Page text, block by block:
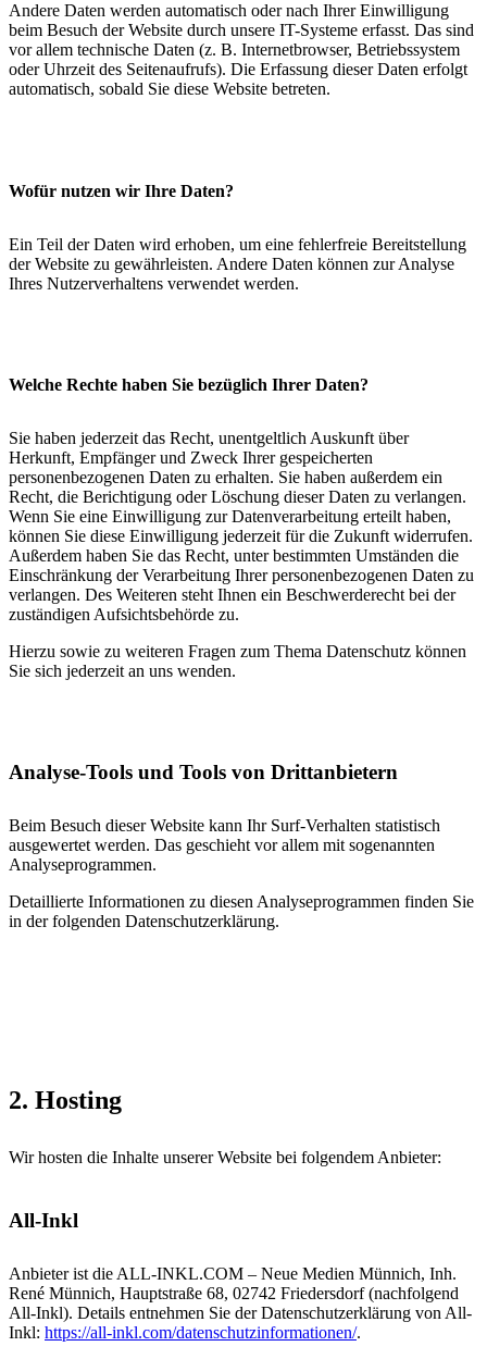
Andere Daten werden automatisch oder nach Ihrer Einwilligung
beim Besuch der Website durch unsere IT-Systeme erfasst. Das sind
vor allem technische Daten (z. B. Internetbrowser, Betriebssystem
oder Uhrzeit des Seitenaufrufs). Die Erfassung dieser Daten erfolgt
automatisch, sobald Sie diese Website betreten.
Wofür nutzen wir Ihre Daten?
Ein Teil der Daten wird erhoben, um eine fehlerfreie Bereitstellung
der Website zu gewährleisten. Andere Daten können zur Analyse
Ihres Nutzerverhaltens verwendet werden.
Welche Rechte haben Sie bezüglich Ihrer Daten?
Sie haben jederzeit das Recht, unentgeltlich Auskunft über
Herkunft, Empfänger und Zweck Ihrer gespeicherten
personenbezogenen Daten zu erhalten. Sie haben außerdem ein
Recht, die Berichtigung oder Löschung dieser Daten zu verlangen.
Wenn Sie eine Einwilligung zur Datenverarbeitung erteilt haben,
können Sie diese Einwilligung jederzeit für die Zukunft widerrufen.
Außerdem haben Sie das Recht, unter bestimmten Umständen die
Einschränkung der Verarbeitung Ihrer personenbezogenen Daten zu
verlangen. Des Weiteren steht Ihnen ein Beschwerderecht bei der
zuständigen Aufsichtsbehörde zu.
Hierzu sowie zu weiteren Fragen zum Thema Datenschutz können
Sie sich jederzeit an uns wenden.
Analyse-Tools und Tools von Dritt­anbietern
Beim Besuch dieser Website kann Ihr Surf-Verhalten statistisch
ausgewertet werden. Das geschieht vor allem mit sogenannten
Analyseprogrammen.
Detaillierte Informationen zu diesen Analyseprogrammen finden Sie
in der folgenden Datenschutzerklärung.
2. Hosting
Wir hosten die Inhalte unserer Website bei folgendem Anbieter:
All-Inkl
Anbieter ist die ALL-INKL.COM – Neue Medien Münnich, Inh.
René Münnich, Hauptstraße 68, 02742 Friedersdorf (nachfolgend
All-Inkl). Details entnehmen Sie der Datenschutzerklärung von All-
Inkl: https://all-inkl.com/datenschutzinformationen/.